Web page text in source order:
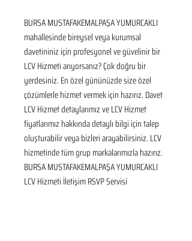
BURSA MUSTAFAKEMALPAŞA YUMURCAKLI
mahallesinde bireysel veya kurumsal
davetininiz için profesyonel ve güvelinir bir
LCV Hizmeti arıyorsanız? Çok doğru bir
yerdesiniz. En özel gününüzde size özel
çözümlerle hizmet vermek için hazırız. Davet
LCV Hizmet detaylarımız ve LCV Hizmet
fiyatlarımız hakkında detaylı bilgi için talep
oluşturabilir veya bizleri arayabilirsiniz. LCV
hizmetinde tüm grup markalarımızla hazırız.
BURSA MUSTAFAKEMALPAŞA YUMURCAKLI
LCV Hizmeti İletişim RSVP Servisi